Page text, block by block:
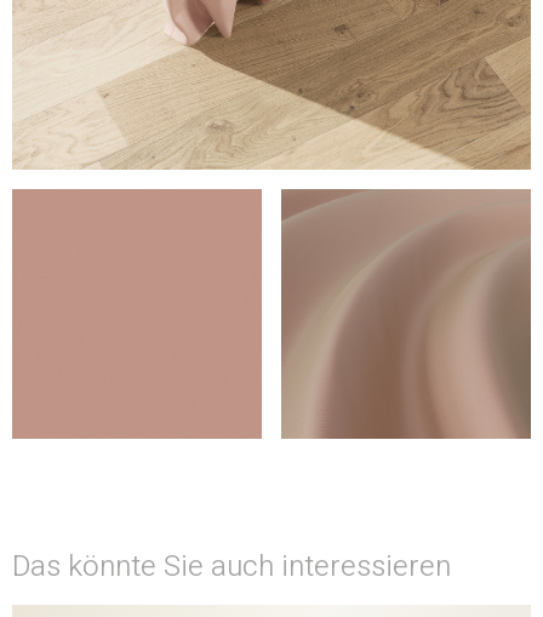
Das könnte Sie auch interessieren